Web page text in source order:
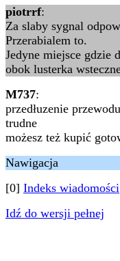
piotrrf:
Za slaby sygnal
Przerabialem to.
Jedyne miejsce gdzie
obok lusterka
M737:
przedłuzenie
trudne
możesz też kupić
Nawigacja
[0] Indeks wiadomości
Idź do wersji pełnej